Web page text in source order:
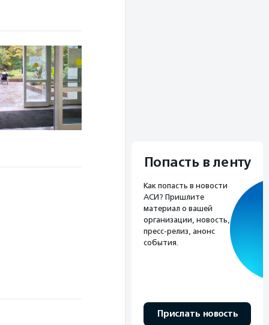
Попасть в ленту
Как попасть в новости
АСИ? Пришлите
материал о вашей
организации, новость,
пресс-релиз, анонс
события.
Прислать новость